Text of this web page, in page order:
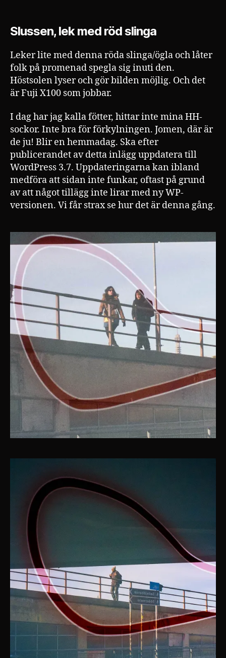
Slussen, lek med röd slinga
Leker lite med denna röda slinga/ögla och låter
folk på promenad spegla sig inuti den.
Höstsolen lyser och gör bilden möjlig. Och det
är Fuji X100 som jobbar.
I dag har jag kalla fötter, hittar inte mina HH-
sockor. Inte bra för förkylningen. Jomen, där är
de ju! Blir en hemmadag. Ska efter
publicerandet av detta inlägg uppdatera till
WordPress 3.7. Uppdateringarna kan ibland
medföra att sidan inte funkar, oftast på grund
av att något tillägg inte lirar med ny WP-
versionen. Vi får strax se hur det är denna gång.